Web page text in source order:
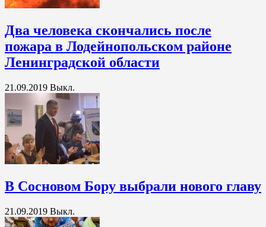
Два человека скончались после
пожара в Лодейнопольском районе
Ленинградской области
21.09.2019 Выкл.
В Сосновом Бору выбрали нового главу
21.09.2019 Выкл.